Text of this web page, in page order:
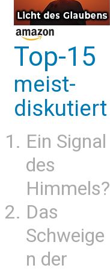
Top-15
meist-
diskutiert
Ein Signal
des
Himmels?
Das
Schweige
n der